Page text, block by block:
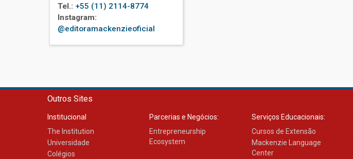
Tel.: +55 (11) 2114-8774
Instagram:
@editoramackenzieoficial
Outros Sites
Institucional
The Institution
Universidade
Colégios
Parcerias e Negócios:
Entrepreneurship
Ecosystem
Serviços Educacionais:
Cursos de Extensão
Mackenzie Language
Center